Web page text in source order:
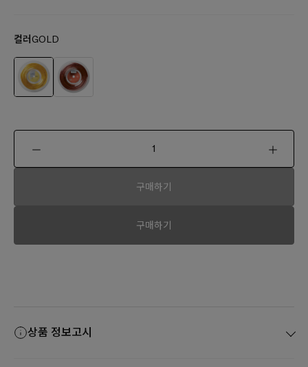
상품 정보고시
컬러 GOLD
구매하기
구매하기